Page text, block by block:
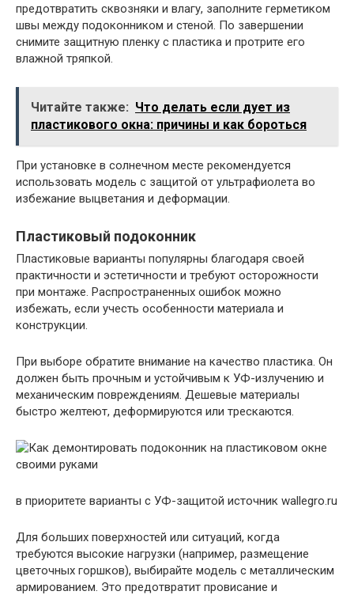
предотвратить сквозняки и влагу, заполните герметиком
швы между подоконником и стеной. По завершении
снимите защитную пленку с пластика и протрите его
влажной тряпкой.
Читайте также: Что делать если дует из
пластикового окна: причины и как бороться
При установке в солнечном месте рекомендуется
использовать модель с защитой от ультрафиолета во
избежание выцветания и деформации.
Пластиковый подоконник
Пластиковые варианты популярны благодаря своей
практичности и эстетичности и требуют осторожности
при монтаже. Распространенных ошибок можно
избежать, если учесть особенности материала и
конструкции.
При выборе обратите внимание на качество пластика. Он
должен быть прочным и устойчивым к УФ-излучению и
механическим повреждениям. Дешевые материалы
быстро желтеют, деформируются или трескаются.
в приоритете варианты с УФ-защитой источник wallegro.ru
Для больших поверхностей или ситуаций, когда
требуются высокие нагрузки (например, размещение
цветочных горшков), выбирайте модель с металлическим
армированием. Это предотвратит провисание и